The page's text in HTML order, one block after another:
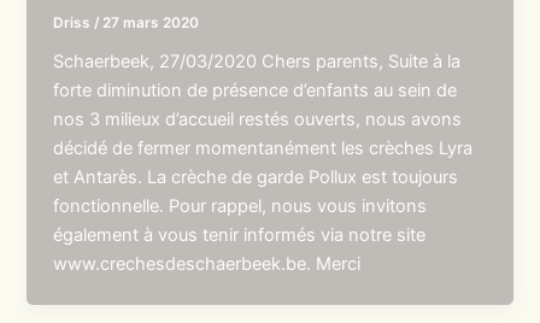
Driss / 27 mars 2020
Schaerbeek, 27/03/2020 Chers parents, Suite à la
forte diminution de présence d’enfants au sein de
nos 3 milieux d’accueil restés ouverts, nous avons
décidé de fermer momentanément les crèches Lyra
et Antarès. La crèche de garde Pollux est toujours
fonctionnelle. Pour rappel, nous vous invitons
également à vous tenir informés via notre site
www.crechesdeschaerbeek.be. Merci